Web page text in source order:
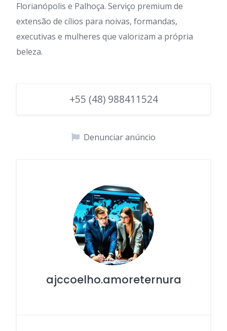
Florianópolis e Palhoça. Serviço premium de
extensão de cílios para noivas, formandas,
executivas e mulheres que valorizam a própria
beleza.
+55 (48) 988411524
Denunciar anúncio
ajccoelho.amoreternura